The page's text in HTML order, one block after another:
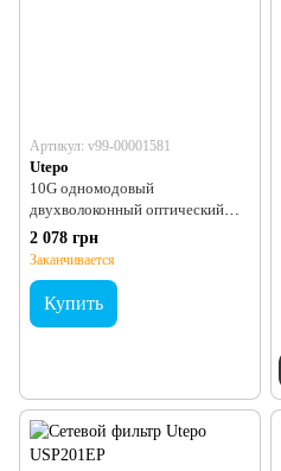
Артикул: v99-00001581
Utepo
10G одномодовый
двухволоконный оптический
SFP модуль Utepo SFP-10G-
10KM
2 078 грн
Заканчивается
Купить